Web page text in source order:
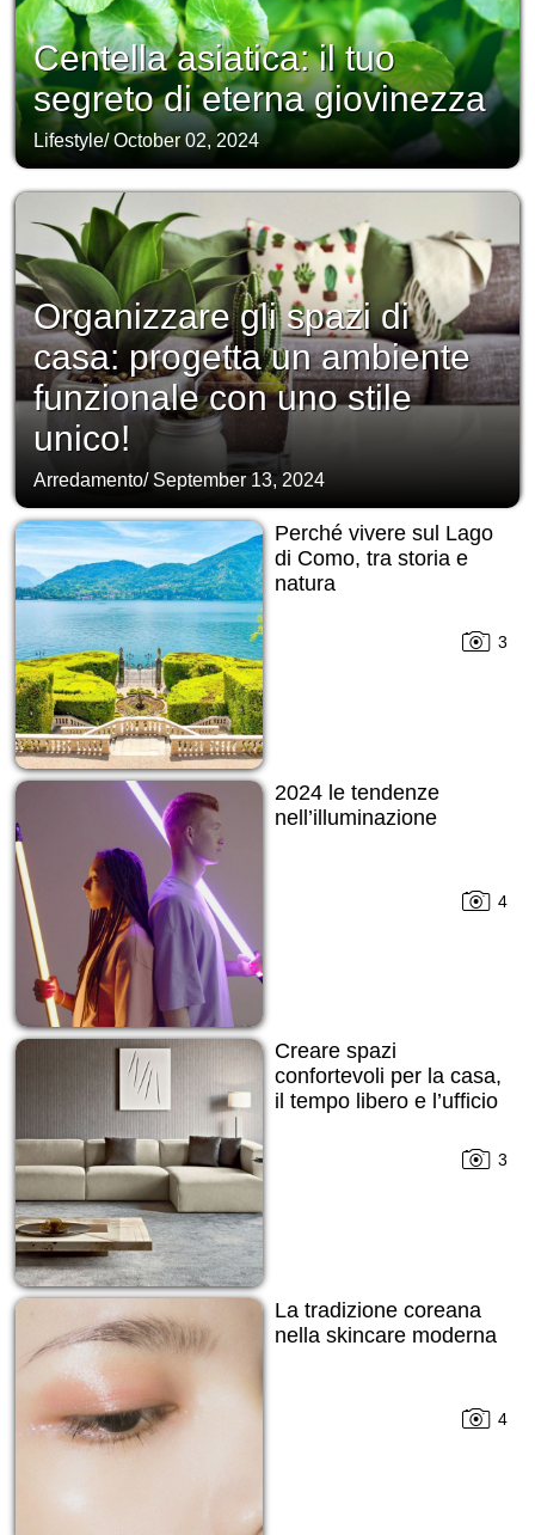
Centella asiatica: il tuo
segreto di eterna giovinezza
Lifestyle/October 02, 2024
Organizzare gli spazi di
casa: progetta un ambiente
funzionale con uno stile
unico!
Arredamento/ September 13, 2024
Perché vivere sul Lago
di Como, tra storia e
natura
3
2024 le tendenze
nell’illuminazione
4
Creare spazi
confortevoli per la casa,
il tempo libero e l’ufficio
3
La tradizione coreana
nella skincare moderna
4